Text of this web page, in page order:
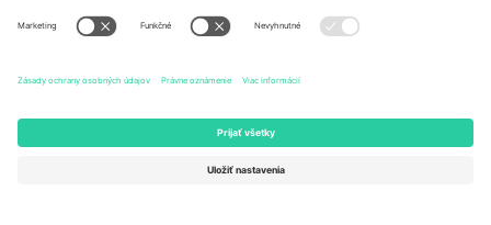
131 Continental Dr, Suite 305,
Dorfstrasse 52a, 6390